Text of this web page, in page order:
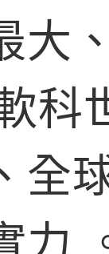
大
科
全
力